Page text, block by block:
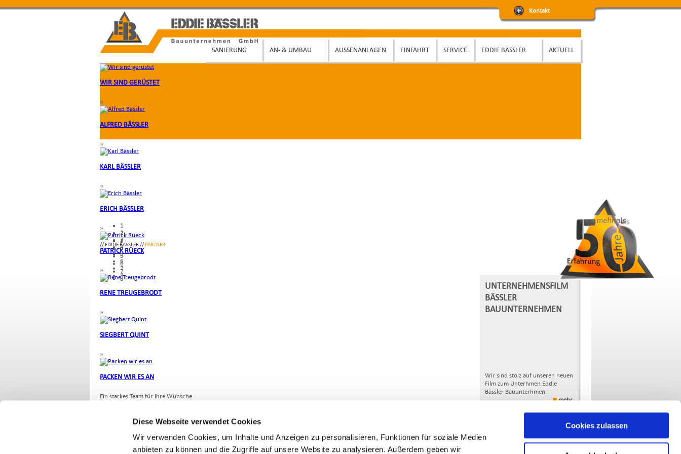
Diese Webseite verwendet Cookies
Wir verwenden Cookies, um Inhalte und Anzeigen zu personalisieren, Funktionen für soziale Medien
anbieten zu können und die Zugriffe auf unsere Website zu analysieren. Außerdem geben wir
Cookies zulassen
Kontakt
SANIERUNG AN- & UMBAU AUSSENANLAGEN EINFAHRT SERVICE EDDIE BÄSSLER AKTUELL
WIR SIND GERÜSTET
»
ALFRED BÄSSLER
»
KARL BÄSSLER
»
ERICH BÄSSLER
»
PATRICK RÜECK
»
RENE TREUGEBRODT
»
SIEGBERT QUINT
»
PACKEN WIR ES AN
Ein starkes Team für Ihre Wünsche
1
2
3
4
5
6
7
8
1
2
3
4
5
6
7
8
// EDDIE BÄSSLER // PARTNER
UNTERNEHMENSFILM
BÄSSLER
BAUUNTERNEHMEN
Wir sind stolz auf unseren neuen
Film zum Unterhmen Eddie
Bässler Bauunterhmen.
mehr
weitere Nachrichten hier klicken